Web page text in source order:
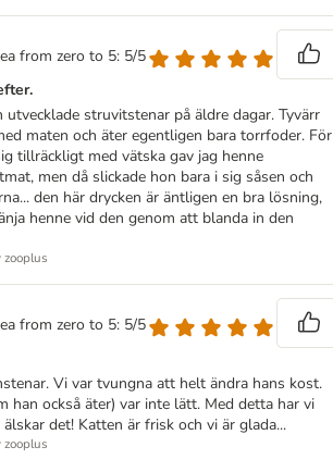
from zero to 5: 5/5
struvitstenar på äldre dagar. Tyvärr
maten och äter egentligen bara torrfoder. För
tillräckligt med vätska gav jag henne
men då slickade hon bara i sig såsen och
den här drycken är äntligen en bra lösning,
henne vid den genom att blanda in den
from zero to 5: 5/5
Vi var tvungna att helt ändra hans kost.
han också äter) var inte lätt. Med detta har vi
det! Katten är frisk och vi är glada...